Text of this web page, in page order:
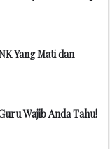
Yang Mati dan
Wajib Anda Tahu!